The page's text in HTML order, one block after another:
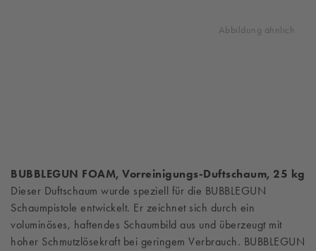
Abbildung ähnlich
BUBBLEGUN FOAM, Vorreinigungs-Duftschaum, 25 kg
Dieser Duftschaum wurde speziell für die BUBBLEGUN
Schaumpistole entwickelt. Er zeichnet sich durch ein
voluminöses, haftendes Schaumbild aus und überzeugt mit
hoher Schmutzlösekraft bei geringem Verbrauch. BUBBLEGUN